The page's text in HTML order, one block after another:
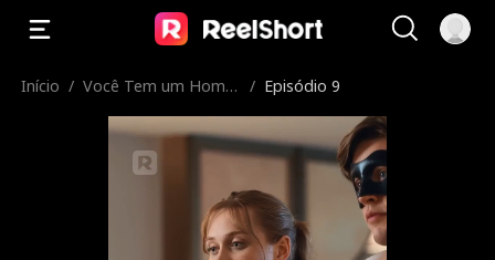
Início / Você Tem um Home
/ Episódio 9